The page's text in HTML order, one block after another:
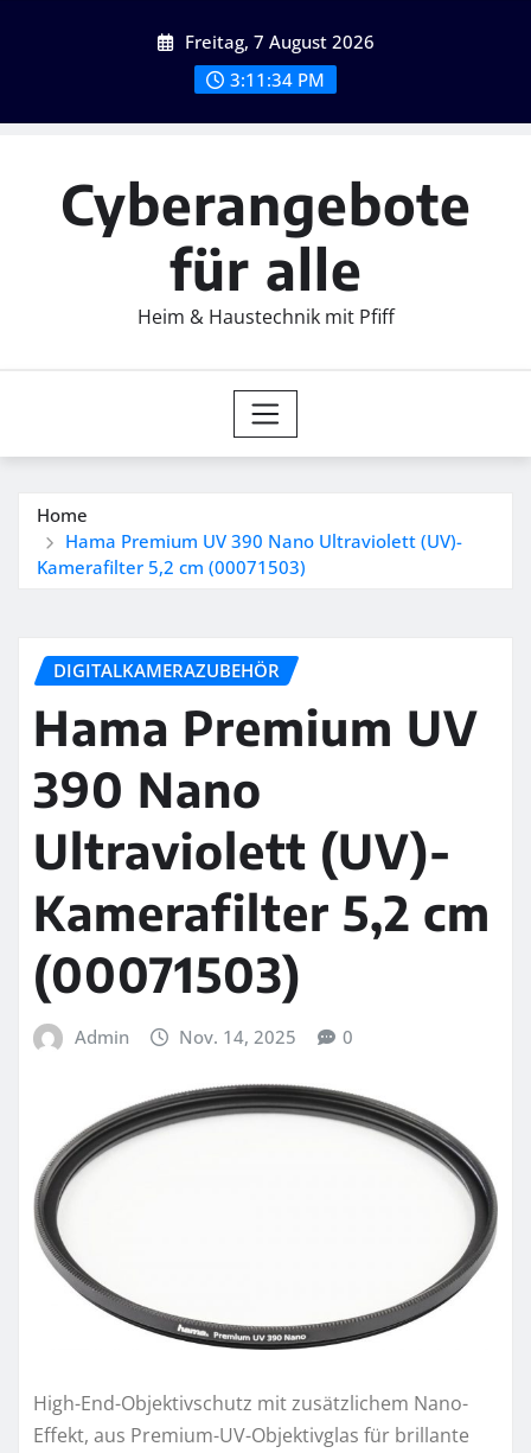
Freitag, 7 August 2026
3:11:35 PM
Cyberangebote
für alle
Heim & Haustechnik mit Pfiff
Home
Hama Premium UV 390 Nano Ultraviolett (UV)-
Kamerafilter 5,2 cm (00071503)
DIGITALKAMERAZUBEHÖR
Hama Premium UV
390 Nano
Ultraviolett (UV)-
Kamerafilter 5,2 cm
(00071503)
Admin Nov. 14, 2025 0
High-End-Objektivschutz mit zusätzlichem Nano-
Effekt, aus Premium-UV-Objektivglas für brillante